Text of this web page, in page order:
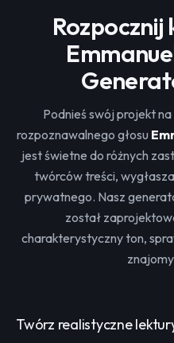
Rozpocznij
Podnieś swój projekt
rozpoznawalnego głosu
jest świetne do różnych
twórców treści,
prywatnego. Nasz
został
charakterystyczny ton,
Twórz realistyczne